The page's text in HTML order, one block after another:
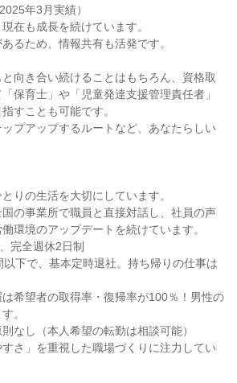
年3月実績）
在も成長を続けています。
るため、情報共有も活発です。
向き合い続けることはもちろん、資格取
保育士」や「児童発達支援管理責任者」
すことも可能です。
プアップするルートなど、あなたらしい
りの生活を大切にしています。
の事業所で職員と直接対話し、社員の声
環境のアップデートを続けています。
完全週休2日制
下で、基本定時退社。持ち帰りの仕事は
希望者の取得率・復帰率が100％！男性の
。
なし（本人希望の転勤は相談可能）
さ」を重視した職場づくりに注力してい